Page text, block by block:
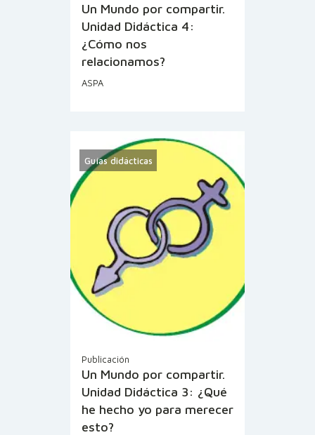
Un Mundo por compartir.
Unidad Didáctica 4:
¿Cómo nos
relacionamos?
ASPA
Guías didácticas
Publicación
Un Mundo por compartir.
Unidad Didáctica 3: ¿Qué
he hecho yo para merecer
esto?